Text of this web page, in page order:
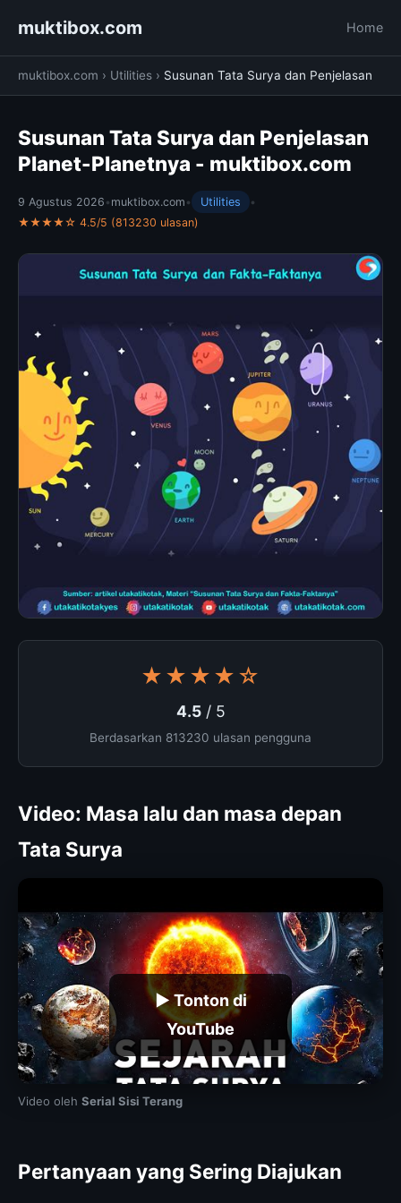
muktibox.com Home
muktibox.com › Utilities › Susunan Tata Surya dan Penjelasan
Susunan Tata Surya dan Penjelasan
Planet-Planetnya - muktibox.com
9 Agustus 2026 • muktibox.com • Utilities
•
★★★★☆ 4.5/5 (813230 ulasan)
★★★★☆
4.5/ 5
Berdasarkan 813230 ulasan pengguna
Video: Masa lalu dan masa depan
Tata Surya
▶ Tonton di
YouTube
Video oleh Serial Sisi Terang
Pertanyaan yang Sering Diajukan